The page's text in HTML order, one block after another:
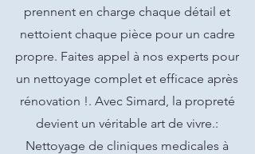
prennent en charge chaque détail et
nettoient chaque pièce pour un cadre
propre. Faites appel à nos experts pour
un nettoyage complet et efficace après
rénovation !. Avec Simard, la propreté
devient un véritable art de vivre.:
Nettoyage de cliniques medicales à